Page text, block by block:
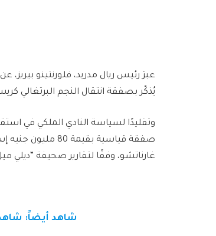
عبرَ رئيس ريال مدريد، فلورنتينو
يُذكّر بصفقة انتقال النجم البرتغالي
وتقليدًا لسياسة النادي الملكي في
صفقة قياسية
غارناتشو، وفقًا لتقارير صحيفة “ديلي
شاهد أيضاً: شاهد شعار